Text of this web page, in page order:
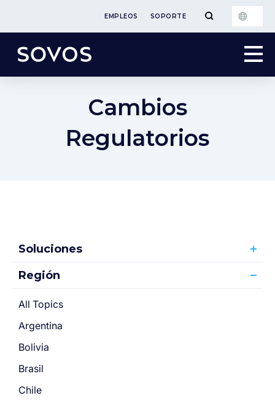
EMPLEOS SOPORTE
Cambios
Regulatorios
Soluciones
Región
All Topics
Argentina
Bolivia
Brasil
Chile